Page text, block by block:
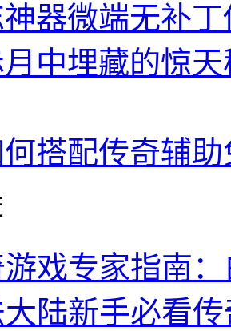
器微端无补
中埋藏的惊
搭配传奇辅
戏专家指南
陆新手必看